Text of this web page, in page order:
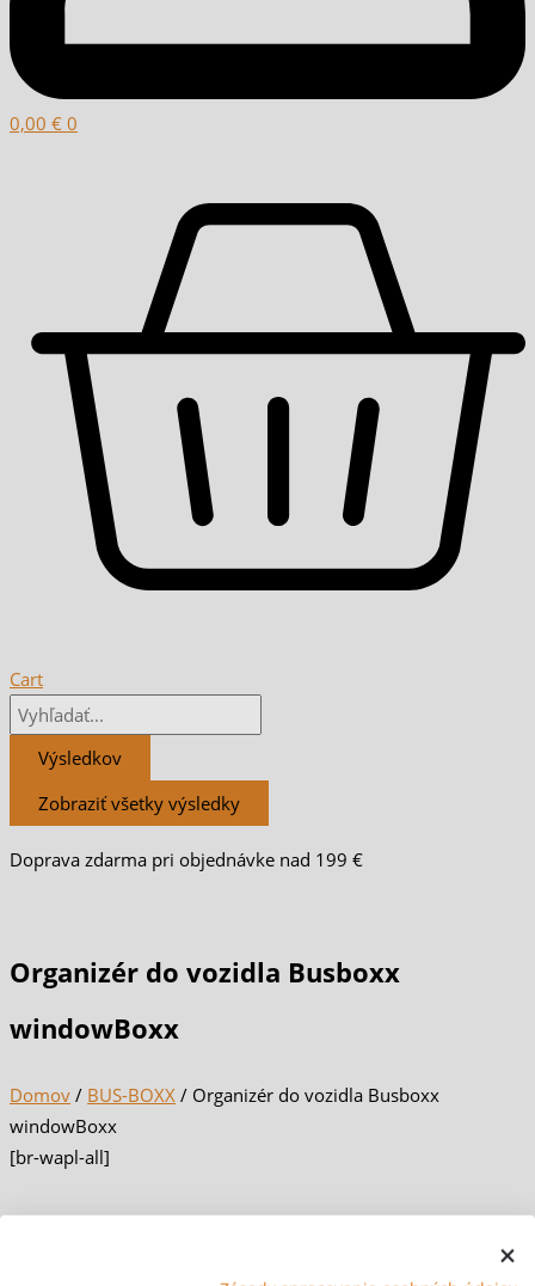
0,00 € 0
Cart
Výsledkov
Zobraziť všetky výsledky
Doprava zdarma pri objednávke nad 199 €
Organizér do vozidla Busboxx
windowBoxx
Domov / BUS-BOXX / Organizér do vozidla Busboxx
windowBoxx
[br-wapl-all]